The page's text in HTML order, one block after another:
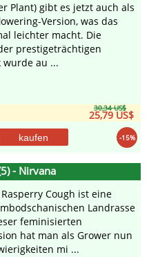
Plant) gibt es jetzt auch als
Version, was das
leichter macht. Die
prestigeträchtigen
wurde au ...
30,34 US$
25,79 US$
-15%
kaufen
- Nirvana
Cough ist eine
Landrasse
feminisierten
hat man als Grower nun
mi ...